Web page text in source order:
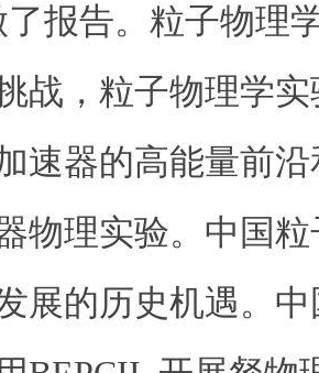
了报告。粒子物理
战，粒子物理学
速器的高能量前
物理实验。中国
展的历史机遇。